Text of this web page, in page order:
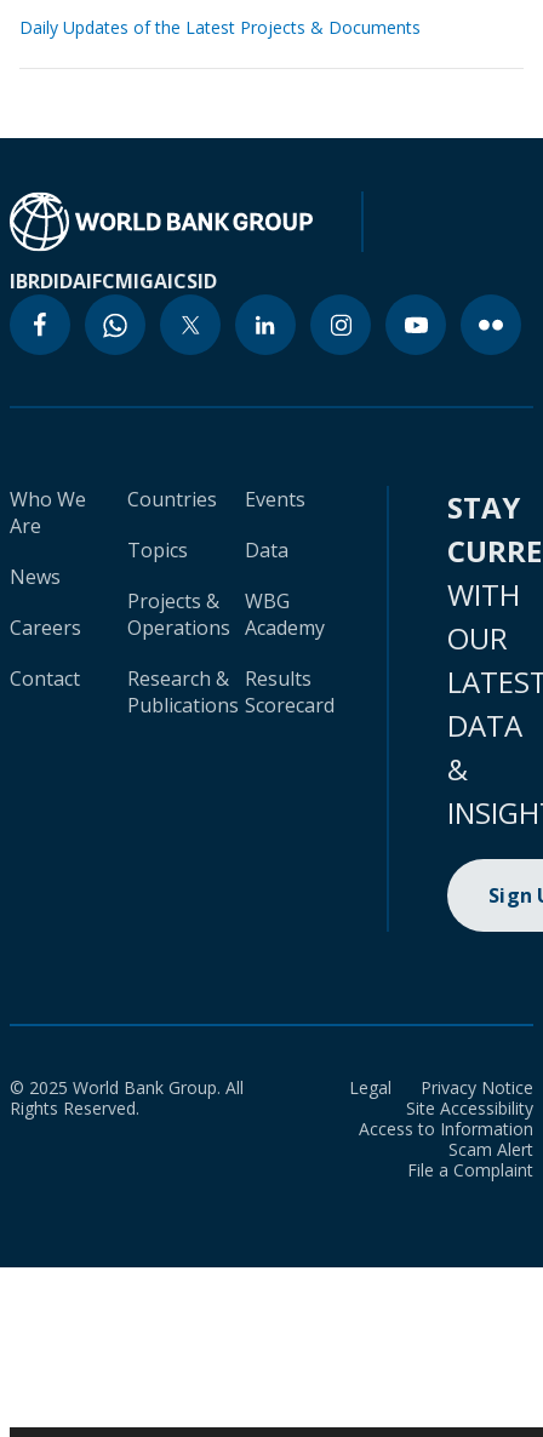
Daily Updates of the Latest Projects & Documents
IBRDIDAIFCMIGAICSID
Who We
Are
News
Careers
Contact
Countries
Topics
Projects &
Operations
Research &
Publications
Events
Data
WBG
Academy
Results
Scorecard
STAY
WITH
OUR
DATA
&
Sign
© 2025 World Bank Group. All
Rights Reserved.
Legal
Privacy Notice
Site Accessibility
Access to Information
Scam Alert
File a Complaint